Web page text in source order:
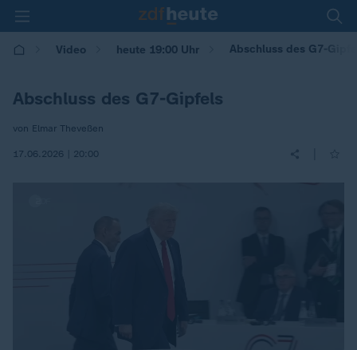
Video heute 19:00 Uhr Abschluss des G7-
Abschluss des G7-Gipfels
von Elmar Theveßen
17.06.2026 | 20:00